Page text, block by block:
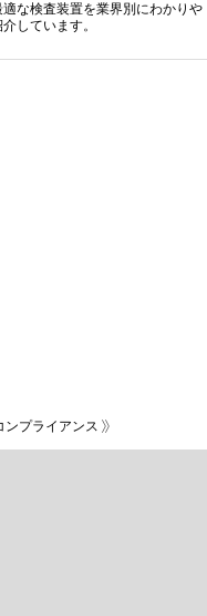
適な検査装置を業界別にわかりや
しています。
ンプライアンス